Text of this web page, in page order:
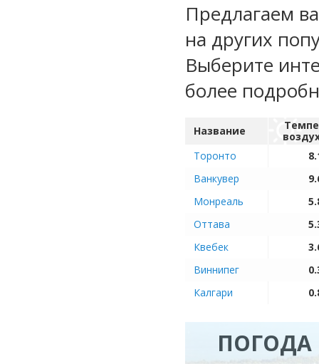
Предлагаем
на других
Выберите
более
Название
Торонто
Ванкувер
Монреаль
Оттава
Квебек
Виннипег
Калгари
ПОГОДА